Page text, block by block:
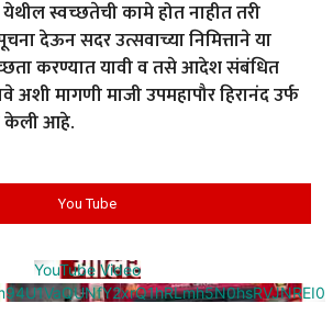
स्वच्छतेची कामे होत नाहीत तरी
देऊन सदर उत्सवाच्या निमित्ताने या
करण्यात यावी व तसे आदेश संबंधित
अशी मागणी माजी उपमहापौर हिरानंद उर्फ
केली आहे.
You Tube
YouTube Video